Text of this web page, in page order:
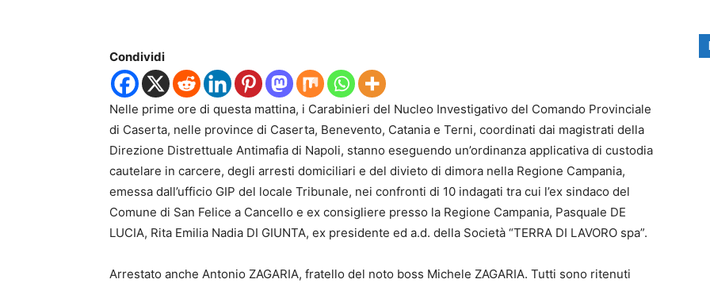
Condividi
Nelle prime ore di questa mattina, i Carabinieri del Nucleo Investigativo del Comando Provinciale
di Caserta, nelle province di Caserta, Benevento, Catania e Terni, coordinati dai magistrati della
Direzione Distrettuale Antimafia di Napoli, stanno eseguendo un’ordinanza applicativa di custodia
cautelare in carcere, degli arresti domiciliari e del divieto di dimora nella Regione Campania,
emessa dall’ufficio GIP del locale Tribunale, nei confronti di 10 indagati tra cui l’ex sindaco del
Comune di San Felice a Cancello e ex consigliere presso la Regione Campania, Pasquale DE
LUCIA, Rita Emilia Nadia DI GIUNTA, ex presidente ed a.d. della Società “TERRA DI LAVORO spa”.
Arrestato anche Antonio ZAGARIA, fratello del noto boss Michele ZAGARIA. Tutti sono ritenuti